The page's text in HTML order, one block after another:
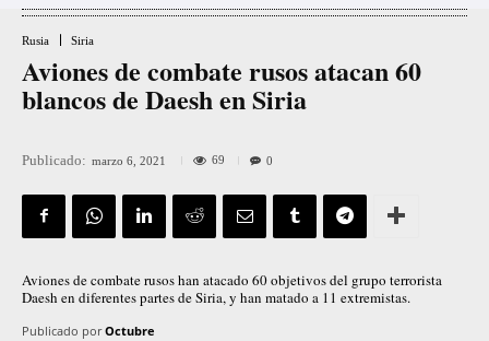
Rusia Siria
Aviones de combate rusos atacan 60
blancos de Daesh en Siria
Publicado: marzo 6, 2021 69 0
Aviones de combate rusos han atacado 60 objetivos del grupo terrorista
Daesh en diferentes partes de Siria, y han matado a 11 extremistas.
Publicado por Octubre